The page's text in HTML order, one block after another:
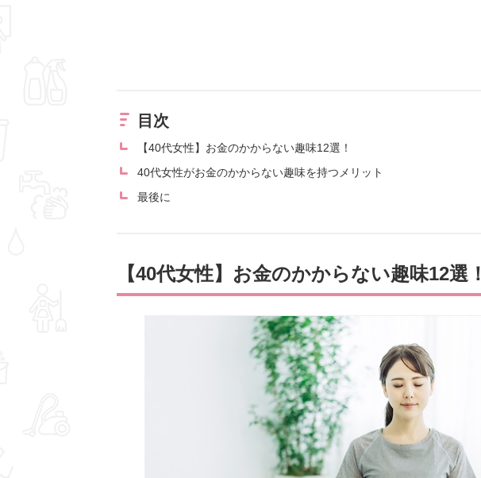
目次
【40代女性】お金のかからない趣味12選！
40代女性がお金のかからない趣味を持つメリット
最後に
【40代女性】お金のかからない趣味12選！